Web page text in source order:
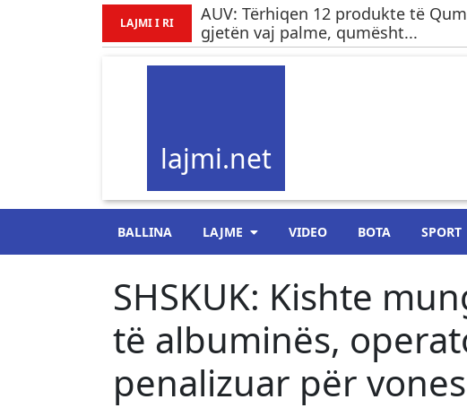
LAJMI I RI
AUV: Tërhiqen 12 produkte të
gjetën vaj palme, qumësht...
lajmi.net
BALLINA LAJME VIDEO BOTA SPORT
SHSKUK: Kishte
të albuminës,
penalizuar për